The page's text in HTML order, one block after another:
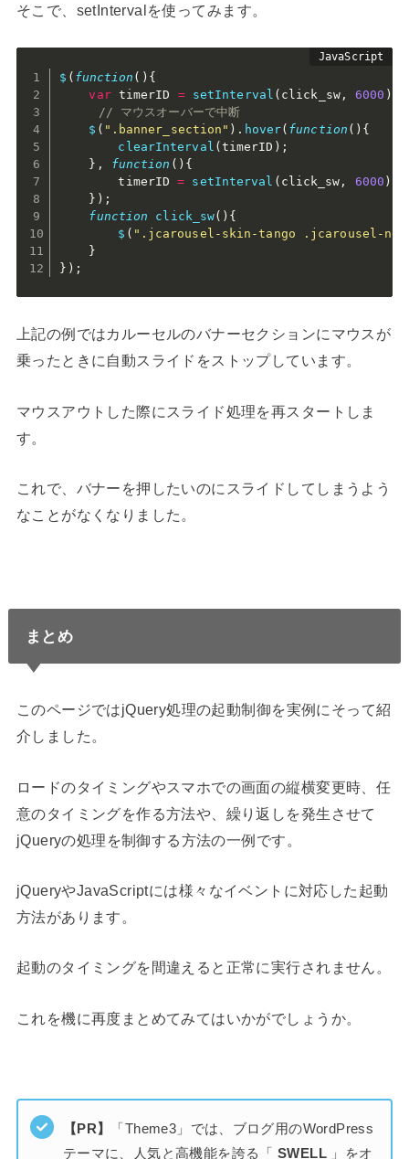
そこで、setIntervalを使ってみます。
$ ( function ( ) {
var timerID = setInterval ( click_sw, 6000 )
// マウスオーバーで中断
$ ( ".banner_section" ) . hover( function ( ) {
clearInterval (timerID ) ;
} , function ( ) {
		timerID
= setInterval ( click_sw , 6000 )
} ) ;
function
click_sw( ) {
$ ( ".jcarousel-skin-tango .jcarousel-
}
} ) ;
上記の例ではカルーセルのバナーセクションにマウスが
乗ったときに自動スライドをストップしています。
マウスアウトした際にスライド処理を再スタートしま
す。
これで、バナーを押したいのにスライドしてしまうよう
なことがなくなりました。
まとめ
このページではjQuery処理の起動制御を実例にそって紹
介しました。
ロードのタイミングやスマホでの画面の縦横変更時、任
意のタイミングを作る方法や、繰り返しを発生させて
jQueryの処理を制御する方法の一例です。
jQueryやJavaScriptには様々なイベントに対応した起動
方法があります。
起動のタイミングを間違えると正常に実行されません。
これを機に再度まとめてみてはいかがでしょうか。
【PR】
「Theme3」では、ブログ用のWordPress
テーマに、人気と高機能を誇る「SWELL 」をオ